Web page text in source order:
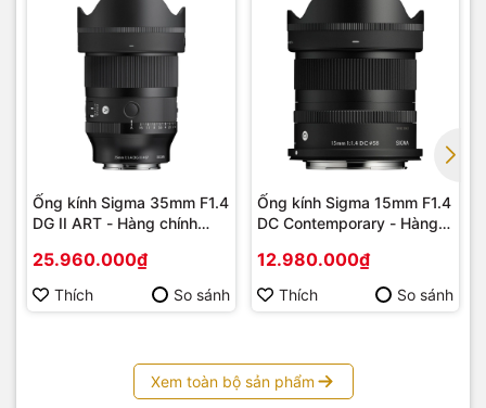
Ống kính Sigma 35mm F1.4
DG II ART - Hàng chính
25.960.000₫
Thích So sánh
Ống kính Sigma 15mm F1.4
DC Contemporary - Hàng
12.980.000₫
Thích So sánh
Xem toàn bộ sản phẩm